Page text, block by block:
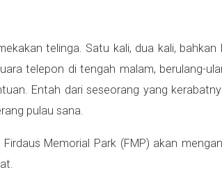
telinga. Satu kali, dua kali,
telepon di tengah malam, berulang-
Entah dari seseorang yang
pulau sana.
Memorial Park (FMP) akan